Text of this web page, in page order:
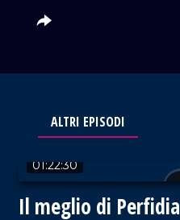
ALTRI EPISODI
01:22:30
Il meglio di Perfidia
VAI AL TITOLO